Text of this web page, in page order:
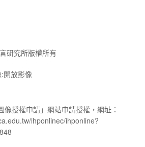
研究所版權所有
開放影像
授權申請」網站申請授權，網址：
ihponlinec/ihponline?